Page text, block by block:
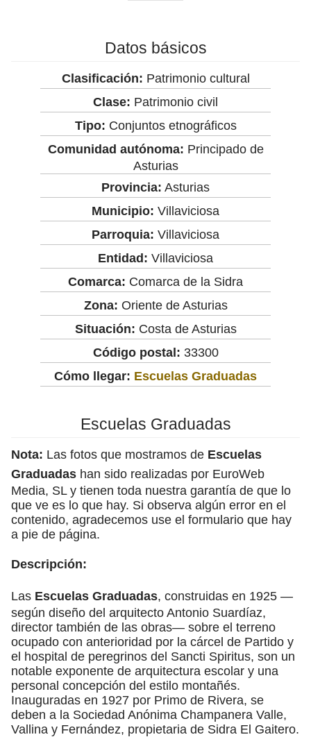
Datos básicos
Clasificación: Patrimonio cultural
Clase: Patrimonio civil
Tipo: Conjuntos etnográficos
Comunidad autónoma: Principado de
Asturias
Provincia: Asturias
Municipio: Villaviciosa
Parroquia: Villaviciosa
Entidad: Villaviciosa
Comarca: Comarca de la Sidra
Zona: Oriente de Asturias
Situación: Costa de Asturias
Código postal: 33300
Cómo llegar: Escuelas Graduadas
Escuelas Graduadas
Nota: Las fotos que mostramos de Escuelas
Graduadas han sido realizadas por EuroWeb
Media, SL y tienen toda nuestra garantía de que lo
que ve es lo que hay. Si observa algún error en el
contenido, agradecemos use el formulario que hay
a pie de página.
Descripción:
Las Escuelas Graduadas, construidas en 1925 —
según diseño del arquitecto Antonio Suardíaz,
director también de las obras— sobre el terreno
ocupado con anterioridad por la cárcel de Partido y
el hospital de peregrinos del Sancti Spiritus, son un
notable exponente de arquitectura escolar y una
personal concepción del estilo montañés.
Inauguradas en 1927 por Primo de Rivera, se
deben a la Sociedad Anónima Champanera Valle,
Vallina y Fernández, propietaria de Sidra El Gaitero.